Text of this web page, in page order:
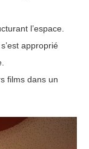
l’espace.
approprié
films dans un